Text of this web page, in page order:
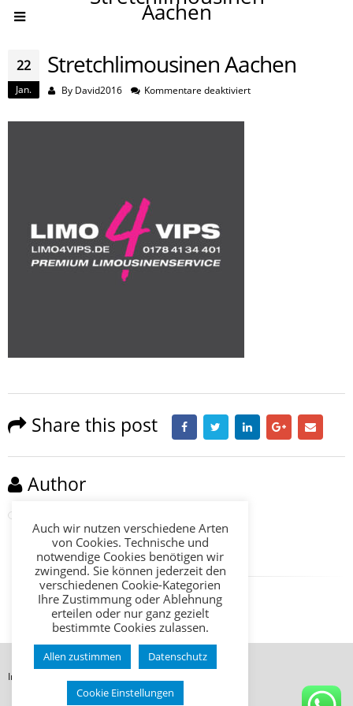
Aachen
22
Jan.
Stretchlimousinen Aachen
By David2016 Kommentare deaktiviertfür
Share this post
Author
David2016
Impressum
Auch wir nutzen verschiedene Arten
von Cookies. Technische und
notwendige Cookies benötigen wir
zwingend. Sie können jederzeit den
verschiedenen Cookie-Kategorien
Ihre Zustimmung oder Ablehnung
erteilen oder nur ganz gezielt
bestimmte Cookies zulassen.
Allen zustimmen Datenschutz
Cookie Einstellungen